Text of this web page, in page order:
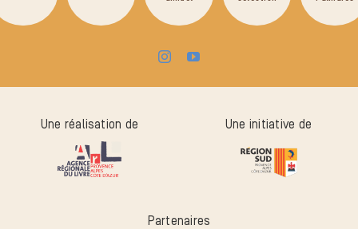
Une réalisation de Une initiative de
Partenaires